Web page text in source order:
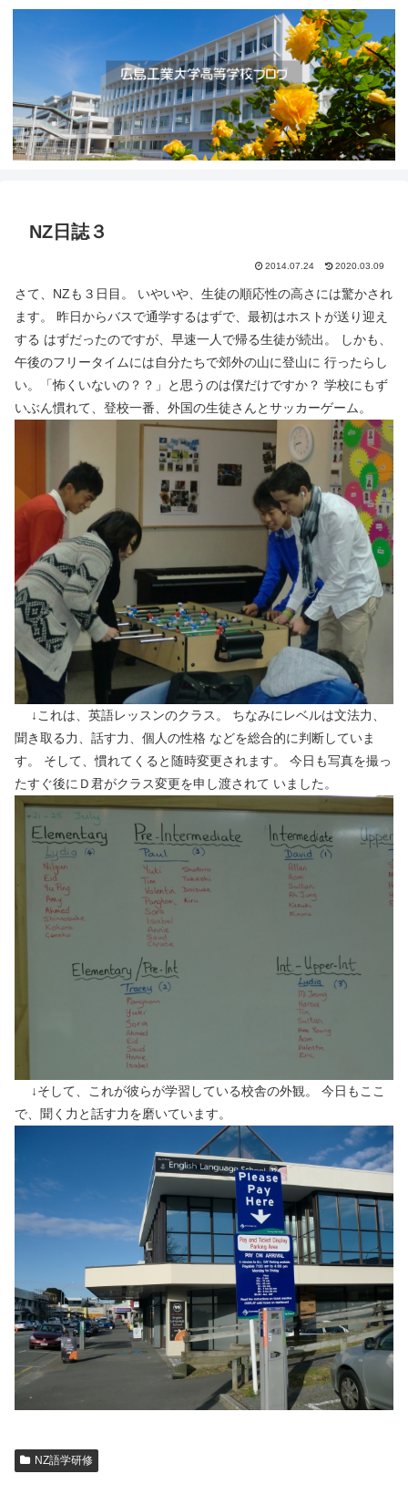
NZ日誌３
2014.07.24 2020.03.09
さて、NZも３日目。 いやいや、生徒の順応性の高さには驚かされ
ます。 昨日からバスで通学するはずで、最初はホストが送り迎え
する はずだったのですが、早速一人で帰る生徒が続出。 しかも、
午後のフリータイムには自分たちで郊外の山に登山に 行ったらし
い。「怖くいないの？？」と思うのは僕だけですか？ 学校にもず
いぶん慣れて、登校一番、外国の生徒さんとサッカーゲーム。
↓これは、英語レッスンのクラス。 ちなみにレベルは文法力、
聞き取る力、話す力、個人の性格 などを総合的に判断していま
す。 そして、慣れてくると随時変更されます。 今日も写真を撮っ
たすぐ後にＤ君がクラス変更を申し渡されて いました。
↓そして、これが彼らが学習している校舎の外観。 今日もここ
で、聞く力と話す力を磨いています。
NZ語学研修